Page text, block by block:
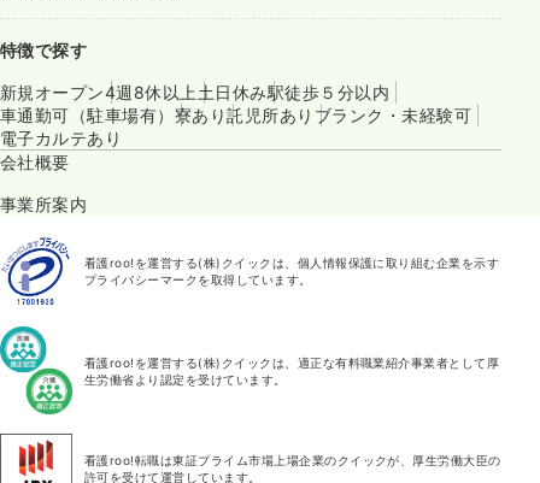
特徴で探す
新規オープン4週8休以上 土日休み駅徒歩５分以内
車通勤可（駐車場有） 寮あり託児所あり ブランク・未経験可
電子カルテあり
会社概要
事業所案内
看護roo!を運営する(株)クイックは、個人情報保護に取り組む企業を示す
プライバシーマークを取得しています。
看護roo!を運営する(株)クイックは、適正な有料職業紹介事業者として厚
生労働省より認定を受けています。
看護roo!転職は東証プライム市場上場企業のクイックが、厚生労働大臣の
許可を受けて運営しています。